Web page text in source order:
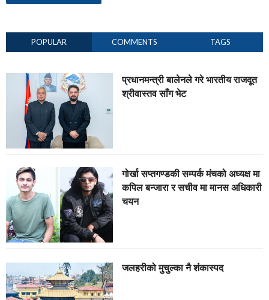
POPULAR COMMENTS TAGS
प्रधानमन्त्री बालेनले गरे भारतीय राजदूत
श्रीवास्तव साँग भेट
गोर्खा सप्तगण्डकी सम्पर्क मंचको अध्यक्ष मा
कपिल बन्जारा र सचीव मा मानस अधिकारी
चयन
जलहरीको मुचुल्का नै शंंकास्पद